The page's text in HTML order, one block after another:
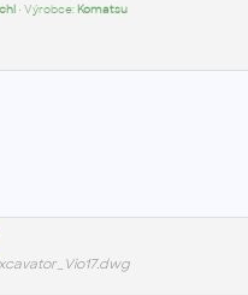
• Výrobce: Komatsu